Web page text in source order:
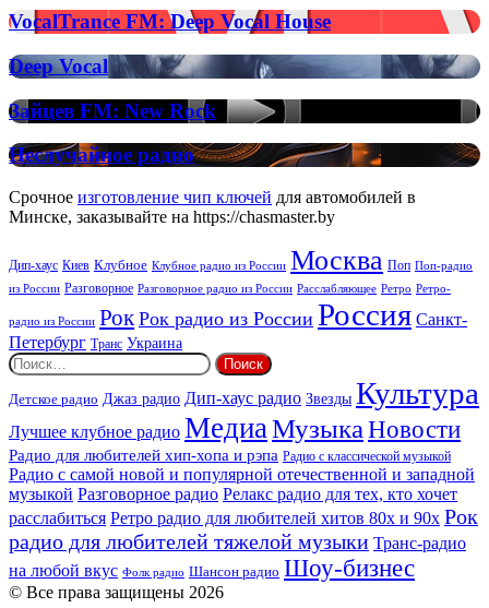
х
VocalTrance
FM:
Deep
Vocal
House
VocalTrance FM: Deep Vocal House
Deep
Vocal
Deep Vocal
Зайцев
FM:
New
Rock
Зайцев FM: New Rock
Неслучайное
радио
Неслучайное радио
Срочное изготовление чип ключей для автомобилей в
Минске, заказывайте на https://chasmaster.by
Дип-хаус Киев Клубное Клубное радио из России Москва Поп Поп-радио
из России Разговорное Разговорное радио из России Расслабляющее Ретро Ретро-
радио из России Рок Рок радио из России Россия Санкт-
Петербург Транс Украина
Найти:
Детское радио Джаз радио Дип-хаус радио Звезды Культура
Лучшее клубное радио МедиаМузыкаНовости
Радио для любителей хип-хопа и рэпа Радио с классической музыкой
Радио с самой новой и популярной отечественной и западной
музыкой Разговорное радио Релакс радио для тех, кто хочет
расслабиться Ретро радио для любителей хитов 80х и 90х Рок
радио для любителей тяжелой музыки Транс-радио
на любой вкус Фолк радио Шансон радио Шоу-бизнес
© Все права защищены 2026